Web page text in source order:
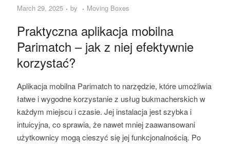
March 29, 2025 by Moving Boxes
Praktyczna aplikacja mobilna
Parimatch – jak z niej efektywnie
korzystać?
Aplikacja mobilna Parimatch to narzędzie, które umożliwia
łatwe i wygodne korzystanie z usług bukmacherskich w
każdym miejscu i czasie. Jej instalacja jest szybka i
intuicyjna, co sprawia, że nawet mniej zaawansowani
użytkownicy mogą cieszyć się jej funkcjonalnością. Po